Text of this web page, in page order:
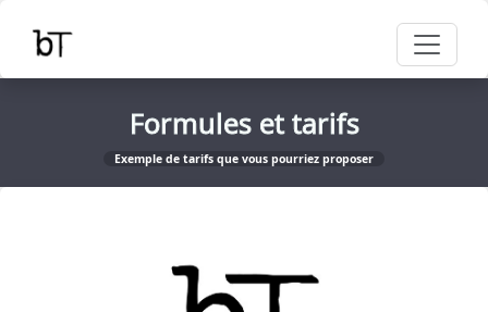
Formules et tarifs
Exemple de tarifs que vous pourriez proposer